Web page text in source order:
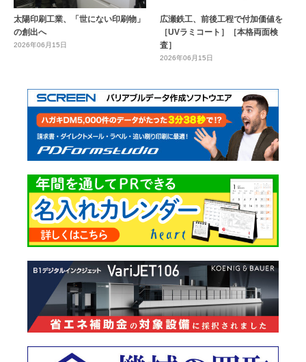
太陽印刷工業、「世にない印刷物」
の創出へ
2026年06月15日
広瀬鉄工、前後工程で付加価値を
［UVラミコート］［本格両面検
査］
2026年06月15日